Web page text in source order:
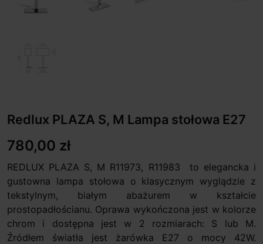
Redlux PLAZA S, M Lampa stołowa E27
780,00 zł
REDLUX PLAZA S, M R11973, R11983 to elegancka i
gustowna lampa stołowa o klasycznym wyglądzie z
tekstylnym, białym abażurem w kształcie
prostopadłościanu. Oprawa wykończona jest w kolorze
chrom i dostępna jest w 2 rozmiarach: S lub M.
Źródłem światła jest żarówka E27 o mocy 42W.